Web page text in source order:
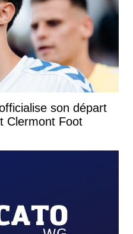
son départ
Clermont Foot